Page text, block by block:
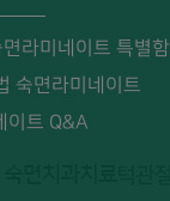
년07월)
라미네이트 특별함
숙면라미네이트
이트 Q&A